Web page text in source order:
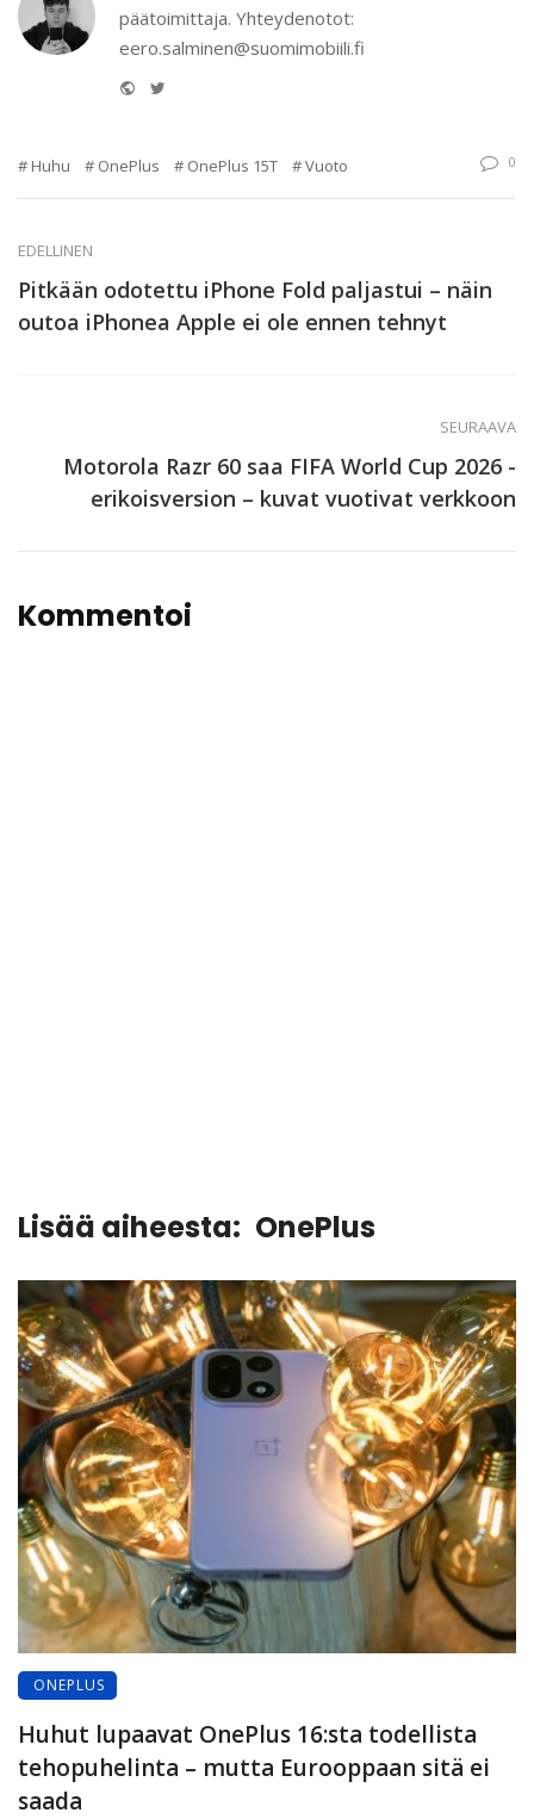
päätoimittaja. Yhteydenotot:
eero.salminen@suomimobiili.fi
Website
Huhu OnePlus OnePlus 15T Vuoto 0
EDELLINEN
Pitkään odotettu iPhone Fold paljastui – näin
outoa iPhonea Apple ei ole ennen tehnyt
SEURAAVA
Motorola Razr 60 saa FIFA World Cup 2026 -
erikoisversion – kuvat vuotivat verkkoon
Kommentoi
Lisää aiheesta: OnePlus
ONEPLUS
Huhut lupaavat OnePlus 16:sta todellista
tehopuhelinta – mutta Eurooppaan sitä ei
saada